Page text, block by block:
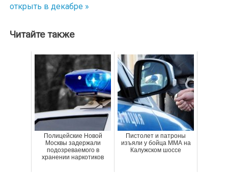
записям
открыть в декабре »
Читайте также
Полицейские Новой
Москвы задержали
подозреваемого в
хранении наркотиков
Пистолет и патроны
изъяли у бойца ММА на
Калужском шоссе